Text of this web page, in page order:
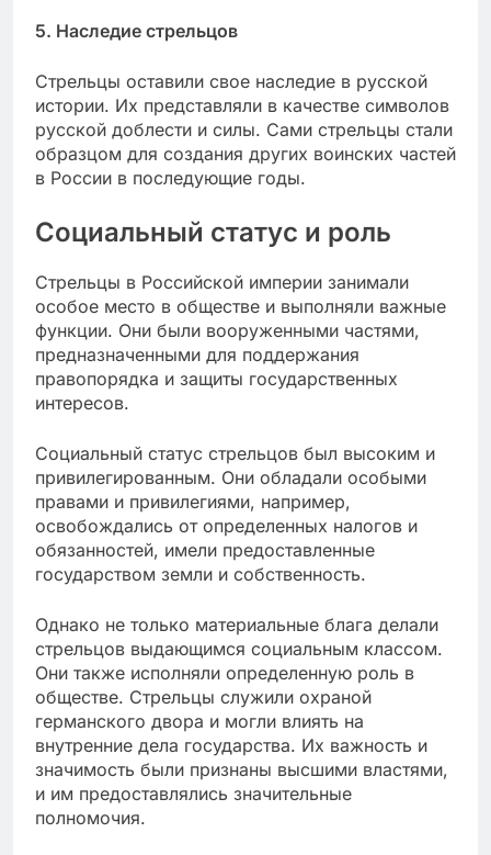
5. Наследие стрельцов
Стрельцы оставили свое наследие в русской
истории. Их представляли в качестве символов
русской доблести и силы. Сами стрельцы стали
образцом для создания других воинских частей
в России в последующие годы.
Социальный статус и роль
Стрельцы в Российской империи занимали
особое место в обществе и выполняли важные
функции. Они были вооруженными частями,
предназначенными для поддержания
правопорядка и защиты государственных
интересов.
Социальный статус стрельцов был высоким и
привилегированным. Они обладали особыми
правами и привилегиями, например,
освобождались от определенных налогов и
обязанностей, имели предоставленные
государством земли и собственность.
Однако не только материальные блага делали
стрельцов выдающимся социальным классом.
Они также исполняли определенную роль в
обществе. Стрельцы служили охраной
германского двора и могли влиять на
внутренние дела государства. Их важность и
значимость были признаны высшими властями,
и им предоставлялись значительные
полномочия.